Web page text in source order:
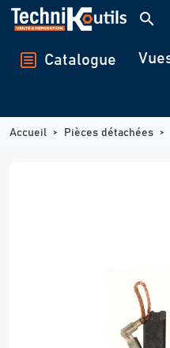
Panneau de gestion des
search
Catalogue
Accueil Pièces détachées